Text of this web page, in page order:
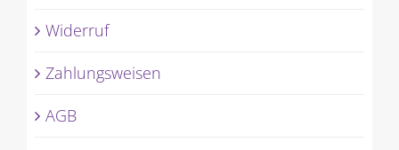
Widerruf
Zahlungsweisen
AGB